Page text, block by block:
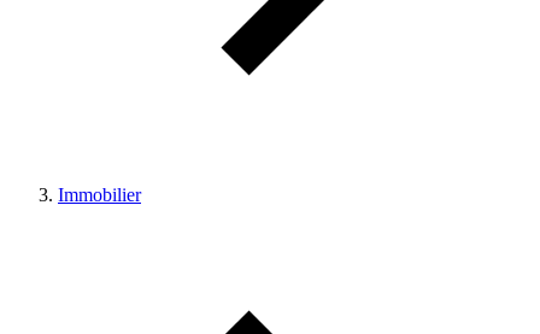
Immobilier